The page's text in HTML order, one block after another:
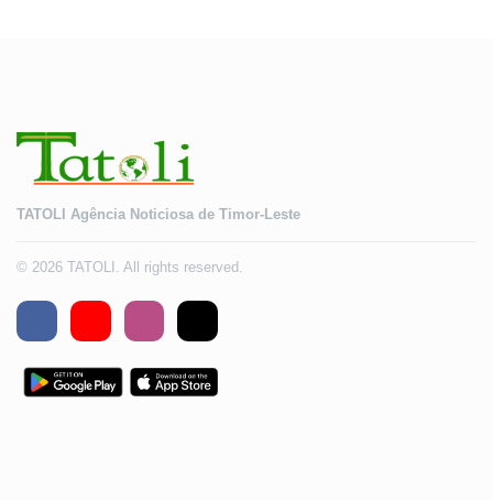
TATOLI Agência Noticiosa de Timor-Leste
© 2026 TATOLI. All rights reserved.